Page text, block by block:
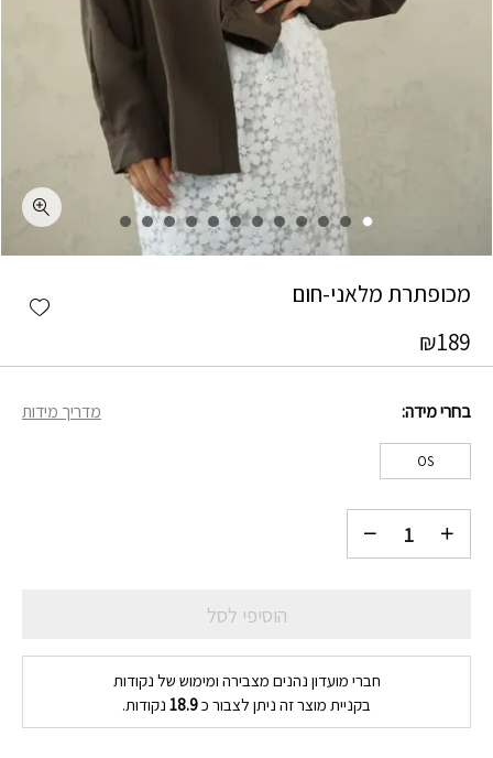
מכופתרת מלאני-חום
₪189
בחרי מידה מדריך מידות
OS
הוסיפי לסל
חברי מועדון נהנים מצבירה ומימוש של נקודות
בקניית מוצר זה ניתן לצבור כ18.9 נקודות.